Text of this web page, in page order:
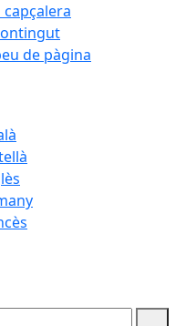
capçalera
de pàgina